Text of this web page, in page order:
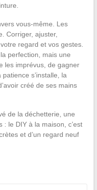
vous-même. Les
Corriger, ajuster,
regard et vos gestes.
perfection, mais une
les imprévus, de gagner
s’installe, la
créé de ses mains
de la déchetterie, une
le DIY à la maison, c’est
et d’un regard neuf